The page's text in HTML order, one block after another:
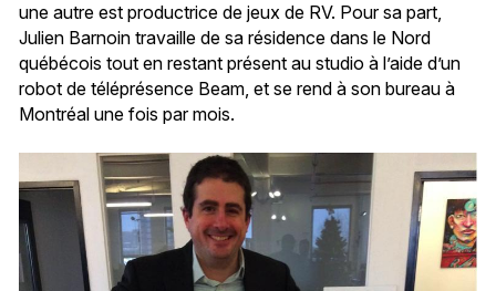
une autre est productrice de jeux de RV. Pour sa part,
Julien Barnoin travaille de sa résidence dans le Nord
québécois tout en restant présent au studio à l’aide d’un
robot de téléprésence Beam, et se rend à son bureau à
Montréal une fois par mois.